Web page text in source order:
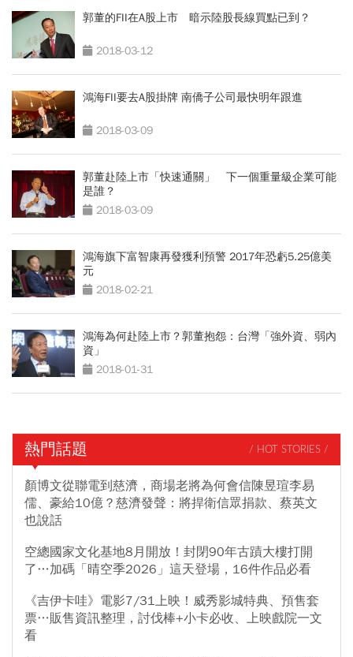
郭董的FII在A股上市 暗示陸股長線買點已到？
2018-03-12
鴻海FII要去A股掛牌 南僑子公司最快明年跟進
2018-03-09
郭董赴陸上市「快速通關」 下一個重量級企業可能
是誰？
2018-03-09
鴻海旗下富智康再發獲利預警 2017年恐虧5.25億美
元
2018-02-21
鴻海為何赴陸上市？郭董抱怨：台灣「強外資、弱內
資」
2018-01-31
熱門話題 / HOT STORIES /
顏博文從聯電到慈濟，商場老將為何會信陳昱瑄李易
儒、豪給10億？慈濟發聲：將捍衛信眾捐款、蔡英文
也說話
空總國家文化基地8月開放！封閉90年古蹟大樓打開
了…加碼「晴空季2026」這天登場，16件作品必看
《吉伊卡哇》電影7/31上映！威秀影城特典、預售套
票…販售資訊整理，討伐棒+小卡必收、上映戲院一文
看